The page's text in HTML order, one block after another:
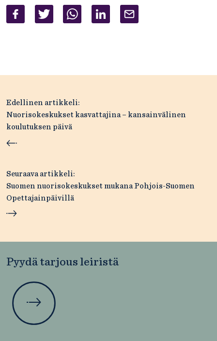
Artikkelien
selaus
Edellinen artikkeli:
Nuorisokeskukset kasvattajina – kansainvälinen
koulutuksen päivä
Seuraava artikkeli:
Suomen nuorisokeskukset mukana Pohjois-Suomen
Opettajainpäivillä
Pyydä tarjous leiristä